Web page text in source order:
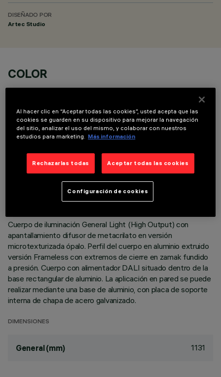
DISEÑADO POR
Artec Studio
COLOR
Luminaria de pared para interiores con emisión indirecta H =
Cuerpo de iluminación General Light (High Output) con
apantallamiento difusor de metacrilato en versión
microtexturizada ópalo. Perfil del cuerpo en aluminio extruido
versión Frameless con extremos de cierre en zamak fundido
a presión. Cuerpo con alimentador DALI situado dentro de la
base rectangular de aluminio. La aplicación en pared se puede
realizar mediante una base de aluminio, con placa de soporte
interna de chapa de acero galvanizado.
DIMENSIONES
General (mm) 1131
Al hacer clic en “Aceptar todas las cookies”, usted acepta que las
cookies se guarden en su dispositivo para mejorar la navegación
del sitio, analizar el uso del mismo, y colaborar con nuestros
estudios para marketing. Más información
Rechazarlas todas Aceptar todas las cookies
Configuración de cookies